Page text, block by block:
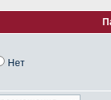
Нет